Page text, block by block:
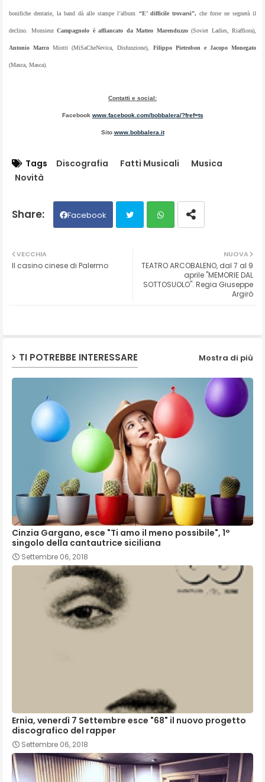
bonifiche dentarie, la band dà alle stampe l’album “E’ difficile trovarsi”, che forse ne segnerà il
declino. Monsieur Campagnolo è affiancato da Matteo Marenduzzo(Soviet Ladies, Riaffiora),
Antonio Marco Miotti (MiSaCheNevica, Disfunzione), Filippo Pietrobon e Jacopo Monegato
(Masca, Masca).
Contatti e social:
Facebook www.facebook.com/bobbalera/?fref=ts
Sito www.bobbalera.it
Tags Discografia Fatti Musicali
Musica
Novità
Facebook
ats
NUOVA
TEATRO ARCOBALENO, dal 7 al 9
aprile "MEMORIE DAL
SOTTOSUOLO". Regia Giuseppe
Argirò
VECCHIA
Il casino cinese di Palermo
TI POTREBBE INTERESSARE Mostra di più
Cinzia Gargano, esce "Ti amo il meno possibile", 1°
singolo della cantautrice siciliana
Settembre 06, 2018
Ernia, venerdì 7 Settembre esce "68" il nuovo progetto
discografico del rapper
Settembre 06, 2018